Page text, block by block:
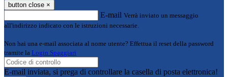
button close ×
E-mail Verrà inviato un messaggio
all'indirizzo indicato con le istruzioni necessarie.
Non hai una e-mail associata al nome utente? Effettua il reset della password
tramite la Login Spaggiari
E-mail inviata, si prega di controllare la casella di posta elettronica!